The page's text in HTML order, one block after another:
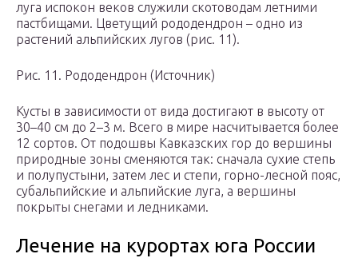
луга испокон веков служили скотоводам летними
пастбищами. Цветущий рододендрон – одно из
растений альпийских лугов (рис. 11).
Рис. 11. Рододендрон (Источник)
Кусты в зависимости от вида достигают в высоту от
30–40 см до 2–3 м. Всего в мире насчитывается более
12 сортов. От подошвы Кавказских гор до вершины
природные зоны сменяются так: сначала сухие степь
и полупустыни, затем лес и степи, горно-лесной пояс,
субальпийские и альпийские луга, а вершины
покрыты снегами и ледниками.
Лечение на курортах юга России